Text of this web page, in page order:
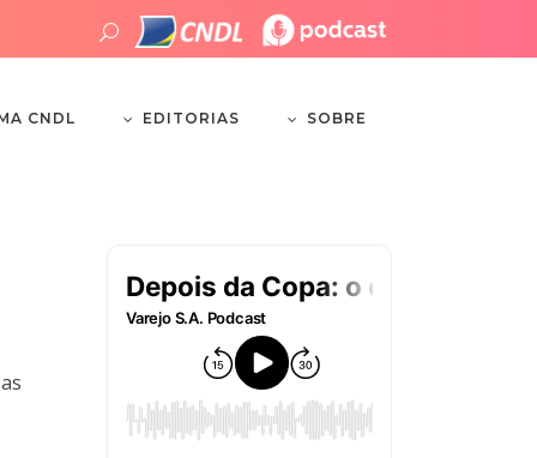
CNDL EDITORIAS SOBRE